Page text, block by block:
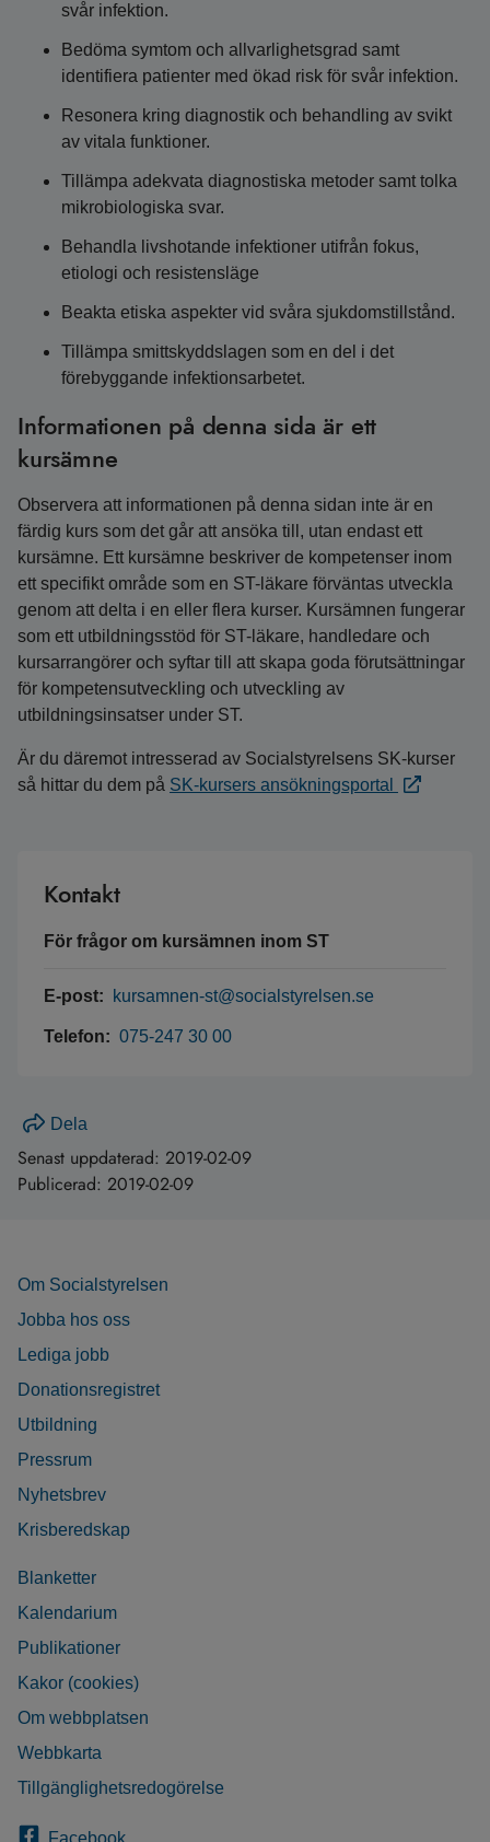
svår infektion.
Bedöma symtom och allvarlighetsgrad samt
identifiera patienter med ökad risk för svår infektion.
Resonera kring diagnostik och behandling av svikt
av vitala funktioner.
Tillämpa adekvata diagnostiska metoder samt tolka
mikrobiologiska svar.
Behandla livshotande infektioner utifrån fokus,
etiologi och resistensläge
Beakta etiska aspekter vid svåra sjukdomstillstånd.
Tillämpa smittskyddslagen som en del i det
förebyggande infektionsarbetet.
Informationen på denna sida är ett
kursämne
Observera att informationen på denna sidan inte är en
färdig kurs som det går att ansöka till, utan endast ett
kursämne. Ett kursämne beskriver de kompetenser inom
ett specifikt område som en ST-läkare förväntas utveckla
genom att delta i en eller flera kurser. Kursämnen fungerar
som ett utbildningsstöd för ST-läkare, handledare och
kursarrangörer och syftar till att skapa goda förutsättningar
för kompetensutveckling och utveckling av
utbildningsinsatser under ST.
Är du däremot intresserad av Socialstyrelsens SK-kurser
så hittar du dem på SK-kursers ansökningsportal
Kontakt
För frågor om kursämnen inom ST
E-post: kursamnen-st@socialstyrelsen.se
Telefon: 075-247 30 00
Dela
Senast uppdaterad: 2019-02-09
Publicerad: 2019-02-09
Om Socialstyrelsen
Jobba hos oss
Lediga jobb
Donationsregistret
Utbildning
Pressrum
Nyhetsbrev
Krisberedskap
Blanketter
Kalendarium
Publikationer
Kakor (cookies)
Om webbplatsen
Webbkarta
Tillgänglighetsredogörelse
Facebook